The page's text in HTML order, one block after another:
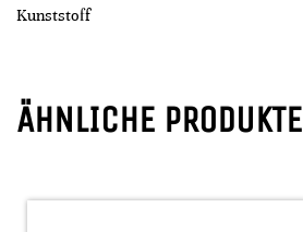
Kunststoff
ÄHNLICHE PRODUKTE